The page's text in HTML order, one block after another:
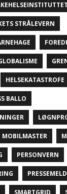
STRÅLEVERN
HELSEKATASTROFE
BALLO
MOBILMASTER
PERSONVERN